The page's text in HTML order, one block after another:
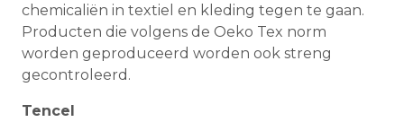
chemicaliën in textiel en kleding tegen te gaan.
Producten die volgens de Oeko Tex norm
worden geproduceerd worden ook streng
gecontroleerd.
Tencel